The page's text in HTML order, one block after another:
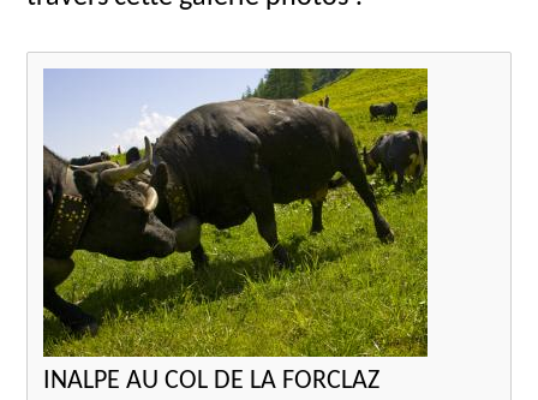
INALPE AU COL DE LA FORCLAZ